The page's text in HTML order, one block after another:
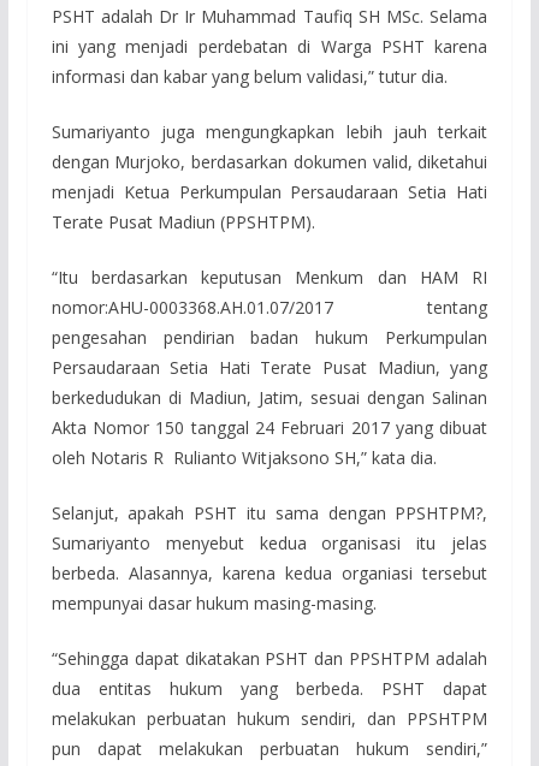
PSHT adalah Dr Ir Muhammad Taufiq SH MSc. Selama
ini yang menjadi perdebatan di Warga PSHT karena
informasi dan kabar yang belum validasi,” tutur dia.
Sumariyanto juga mengungkapkan lebih jauh terkait
dengan Murjoko, berdasarkan dokumen valid, diketahui
menjadi Ketua Perkumpulan Persaudaraan Setia Hati
Terate Pusat Madiun (PPSHTPM).
“Itu berdasarkan keputusan Menkum dan HAM RI
nomor:AHU-0003368.AH.01.07/2017 tentang
pengesahan pendirian badan hukum Perkumpulan
Persaudaraan Setia Hati Terate Pusat Madiun, yang
berkedudukan di Madiun, Jatim, sesuai dengan Salinan
Akta Nomor 150 tanggal 24 Februari 2017 yang dibuat
oleh Notaris R Rulianto Witjaksono SH,” kata dia.
Selanjut, apakah PSHT itu sama dengan PPSHTPM?,
Sumariyanto menyebut kedua organisasi itu jelas
berbeda. Alasannya, karena kedua organiasi tersebut
mempunyai dasar hukum masing-masing.
“Sehingga dapat dikatakan PSHT dan PPSHTPM adalah
dua entitas hukum yang berbeda. PSHT dapat
melakukan perbuatan hukum sendiri, dan PPSHTPM
pun dapat melakukan perbuatan hukum sendiri,”